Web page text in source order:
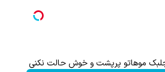
جلبک موهاتو پرپشت و خوش حالت نکنی